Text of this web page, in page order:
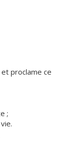
proclame ce
;